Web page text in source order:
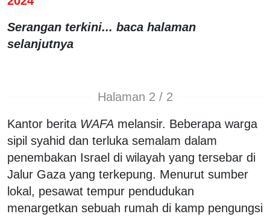
Serangan terkini... baca halaman
selanjutnya
Halaman 2 / 2
Kantor berita WAFA melansir. Beberapa warga
sipil syahid dan terluka semalam dalam
penembakan Israel di wilayah yang tersebar di
Jalur Gaza yang terkepung. Menurut sumber
lokal, pesawat tempur pendudukan
menargetkan sebuah rumah di kamp pengungsi